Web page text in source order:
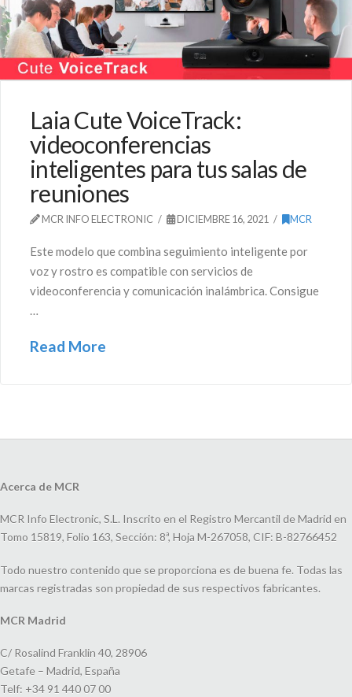
Laia Cute VoiceTrack:
videoconferencias
inteligentes para tus salas de
reuniones
MCR INFO ELECTRONIC DICIEMBRE 16, 2021 MCR
Este modelo que combina seguimiento inteligente por
voz y rostro es compatible con servicios de
videoconferencia y comunicación inalámbrica. Consigue
…
Read More
Acerca de MCR
MCR Info Electronic, S.L. Inscrito en el Registro Mercantil de Madrid en
Tomo 15819, Folio 163, Sección: 8ª, Hoja M-267058, CIF: B-82766452
Todo nuestro contenido que se proporciona es de buena fe. Todas las
marcas registradas son propiedad de sus respectivos fabricantes.
MCR Madrid
C/ Rosalind Franklin 40, 28906
Getafe – Madrid, España
Telf: +34 91 440 07 00